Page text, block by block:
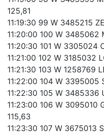
125,81
11:19:30 99 W 3485215
11:20:00 100 W 3485062
11:20:30 101 W 3305024
11:21:00 102 W 3185032
11:21:30 103 W 1258769
11:22:00 104 W 3395005
11:22:30 105 W 3485336
11:23:00 106 W 3095010
115,63
11:23:30 107 W 3675013